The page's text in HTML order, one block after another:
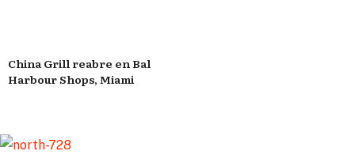
China Grill reabre en Bal
Harbour Shops, Miami